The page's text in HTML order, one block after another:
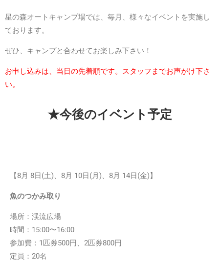
星の森オートキャンプ場では、毎月、様々なイベントを実施し
ております。
ぜひ、キャンプと合わせてお楽しみ下さい！
お申し込みは、当日の先着順です。スタッフまでお声がけ下さ
い。
★今後のイベント予定
【8月 8日(土)、8月 10日(月)、8月 14日(金)】
魚のつかみ取り
場所：渓流広場
時間：15:00〜16:00
参加費：1匹券500円、2匹券800円
定員：20名